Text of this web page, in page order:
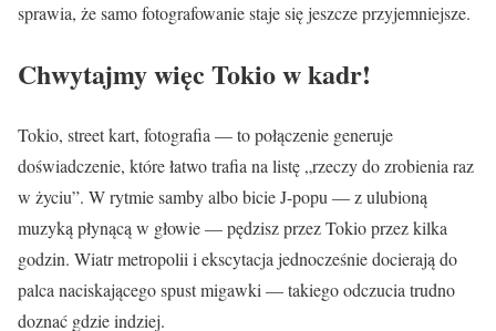
sprawia, że samo fotografowanie staje się jeszcze przyjemniejsze.
Chwytajmy więc Tokio w kadr!
Tokio, street kart, fotografia — to połączenie generuje
doświadczenie, które łatwo trafia na listę „rzeczy do zrobienia raz
w życiu”. W rytmie samby albo bicie J-popu — z ulubioną
muzyką płynącą w głowie — pędzisz przez Tokio przez kilka
godzin. Wiatr metropolii i ekscytacja jednocześnie docierają do
palca naciskającego spust migawki — takiego odczucia trudno
doznać gdzie indziej.